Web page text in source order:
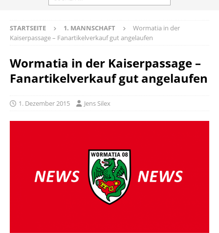
STARTSEITE 1. MANNSCHAFT
Wormatia in der
Kaiserpassage – Fanartikelverkauf gut angelaufen
Wormatia in der Kaiserpassage –
Fanartikelverkauf gut angelaufen
1. Dezember 2015 Jens Silex